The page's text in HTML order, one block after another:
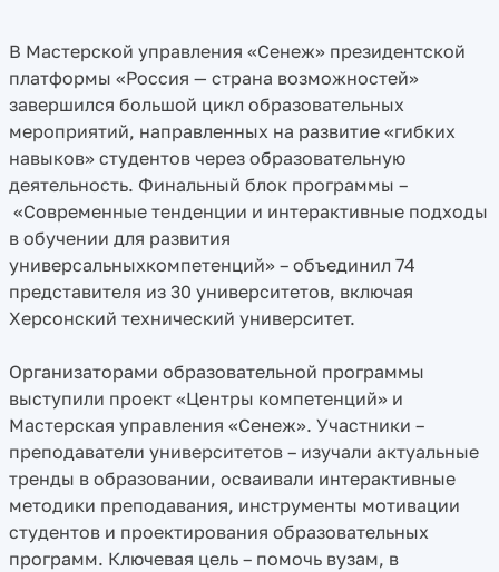
В Мастерской управления «Сенеж» президентской
платформы «Россия — страна возможностей»
завершился большой цикл образовательных
мероприятий, направленных на развитие «гибких
навыков» студентов через образовательную
деятельность. Финальный блок программы –
«Современные тенденции и интерактивные подходы
в обучении для развития
универсальныхкомпетенций» – объединил 74
представителя из 30 университетов, включая
Херсонский технический университет.
Организаторами образовательной программы
выступили проект «Центры компетенций» и
Мастерская управления «Сенеж». Участники –
преподаватели университетов – изучали актуальные
тренды в образовании, осваивали интерактивные
методики преподавания, инструменты мотивации
студентов и проектирования образовательных
программ. Ключевая цель – помочь вузам, в